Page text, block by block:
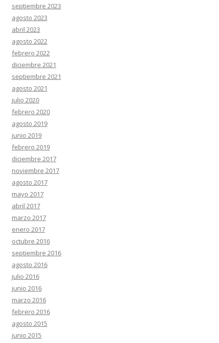
septiembre 2023
agosto 2023
abril 2023
agosto 2022
febrero 2022
diciembre 2021
septiembre 2021
agosto 2021
julio 2020
febrero 2020
agosto 2019
junio 2019
febrero 2019
diciembre 2017
noviembre 2017
agosto 2017
mayo 2017
abril 2017
marzo 2017
enero 2017
octubre 2016
septiembre 2016
agosto 2016
julio 2016
junio 2016
marzo 2016
febrero 2016
agosto 2015
junio 2015